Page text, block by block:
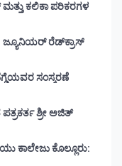
ಮತ್ತು ಕಲಿಕಾ ಪರಿಕರಗಳ
: ಜ್ಯೂನಿಯರ್‌ ರೆಡ್‌ಕ್ರಾಸ್‌
ಸಂಸ್ಮರಣೆ
ಶ್ರೀ ಅಜಿತ್